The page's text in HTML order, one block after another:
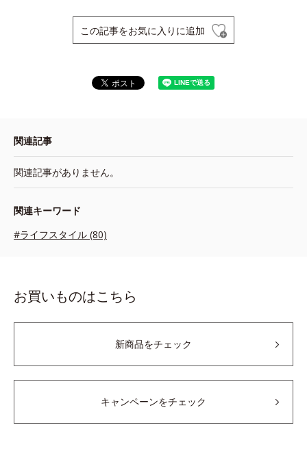
この記事をお気に入りに追加
関連記事
関連記事がありません。
関連キーワード
#ライフスタイル (80)
お買いものはこちら
新商品をチェック
キャンペーンをチェック